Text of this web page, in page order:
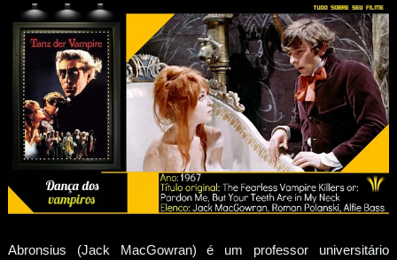
Abronsius (Jack MacGowran) é um professor universitário